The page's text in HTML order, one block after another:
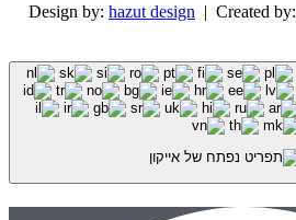
Design by: hazut design | Created by: